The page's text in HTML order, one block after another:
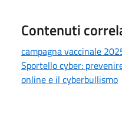
Contenuti
campagna vaccinale
Sportello cyber:
online e il cyberbullismo